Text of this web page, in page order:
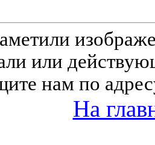
или
нам по
На